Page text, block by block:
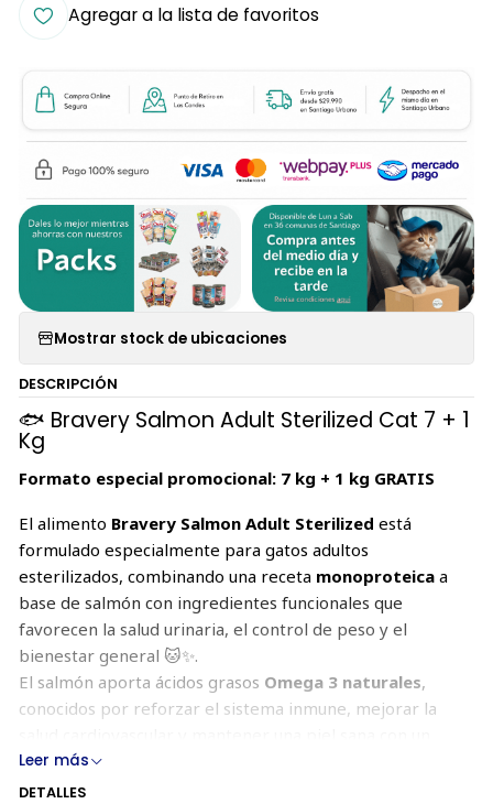
Agregar a la lista de favoritos
Mostrar stock de ubicaciones
DESCRIPCIÓN
🐟 Bravery Salmon Adult Sterilized Cat 7 + 1
Kg
Formato especial promocional: 7 kg + 1 kg GRATIS
El alimento Bravery Salmon Adult Sterilized está
formulado especialmente para gatos adultos
esterilizados, combinando una receta monoproteicaa
base de salmón con ingredientes funcionales que
favorecen la salud urinaria, el control de peso y el
bienestar general 🐱✨.
El salmón aporta ácidos grasos Omega 3 naturales,
conocidos por reforzar el sistema inmune, mejorar la
pelaje brillante.
Leer más
DETALLES